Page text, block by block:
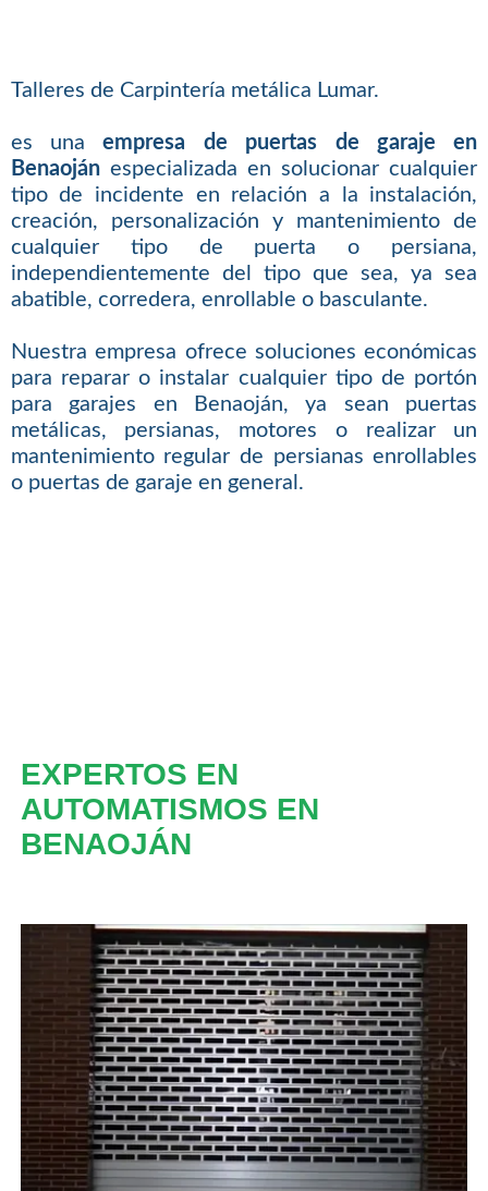
Talleres de Carpintería metálica Lumar.
es unaempresa de puertas de garaje en
Benaojánespecializada en solucionar cualquier
tipo de incidente en relación a la instalación,
creación, personalización y mantenimiento de
cualquier tipo de puerta o persiana,
independientemente del tipo que sea, ya sea
abatible, corredera, enrollable o basculante.
Nuestra empresa ofrece soluciones económicas
para reparar o instalar cualquier tipo de portón
para garajes en Benaoján, ya sean puertas
metálicas, persianas, motores o realizar un
mantenimiento regular de persianas enrollables
o puertas de garaje en general.
EXPERTOS EN
AUTOMATISMOS EN
BENAOJÁN